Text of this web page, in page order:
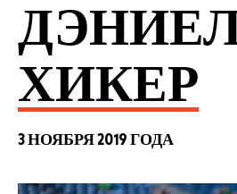
ХИКЕР
3 НОЯБРЯ 2019 ГОДА